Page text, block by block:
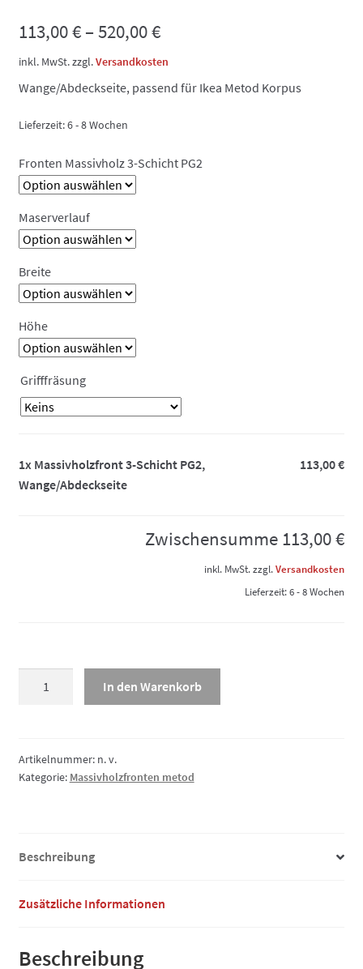
113,00€– 520,00€
inkl. MwSt.zzgl.Versandkosten
Wange/Abdeckseite, passend für Ikea Metod Korpus
Lieferzeit:6 - 8 Wochen
Fronten Massivholz 3-Schicht PG2
Maserverlauf
Breite
Höhe
Grifffräsung
1x Massivholzfront 3-Schicht PG2,
Wange/Abdeckseite
113,00 €
Zwischensumme 113,00 €
inkl. MwSt.zzgl.Versandkosten
Lieferzeit:6 - 8 Wochen
Wange/Abdeckseite
Menge
In den Warenkorb
Artikelnummer: n. v.
Kategorie: Massivholzfronten metod
Beschreibung
Zusätzliche Informationen
Beschreibung